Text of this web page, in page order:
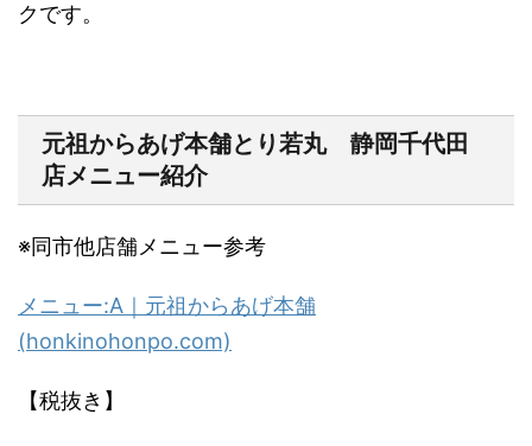
クです。
元祖からあげ本舗とり若丸 静岡千代田
店メニュー紹介
※同市他店舗メニュー参考
メニュー:A ｜元祖からあげ本舗
(honkinohonpo.com)
【税抜き】